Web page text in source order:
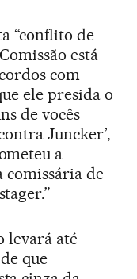
“conflito de
está
com
ele presida o
de vocês
Juncker’,
a
comissária de
levará até
que